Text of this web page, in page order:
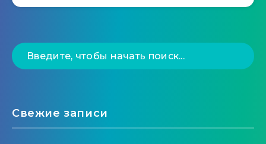
Свежие записи